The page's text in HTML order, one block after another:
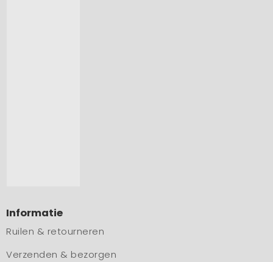
Informatie
Ruilen & retourneren
Verzenden & bezorgen